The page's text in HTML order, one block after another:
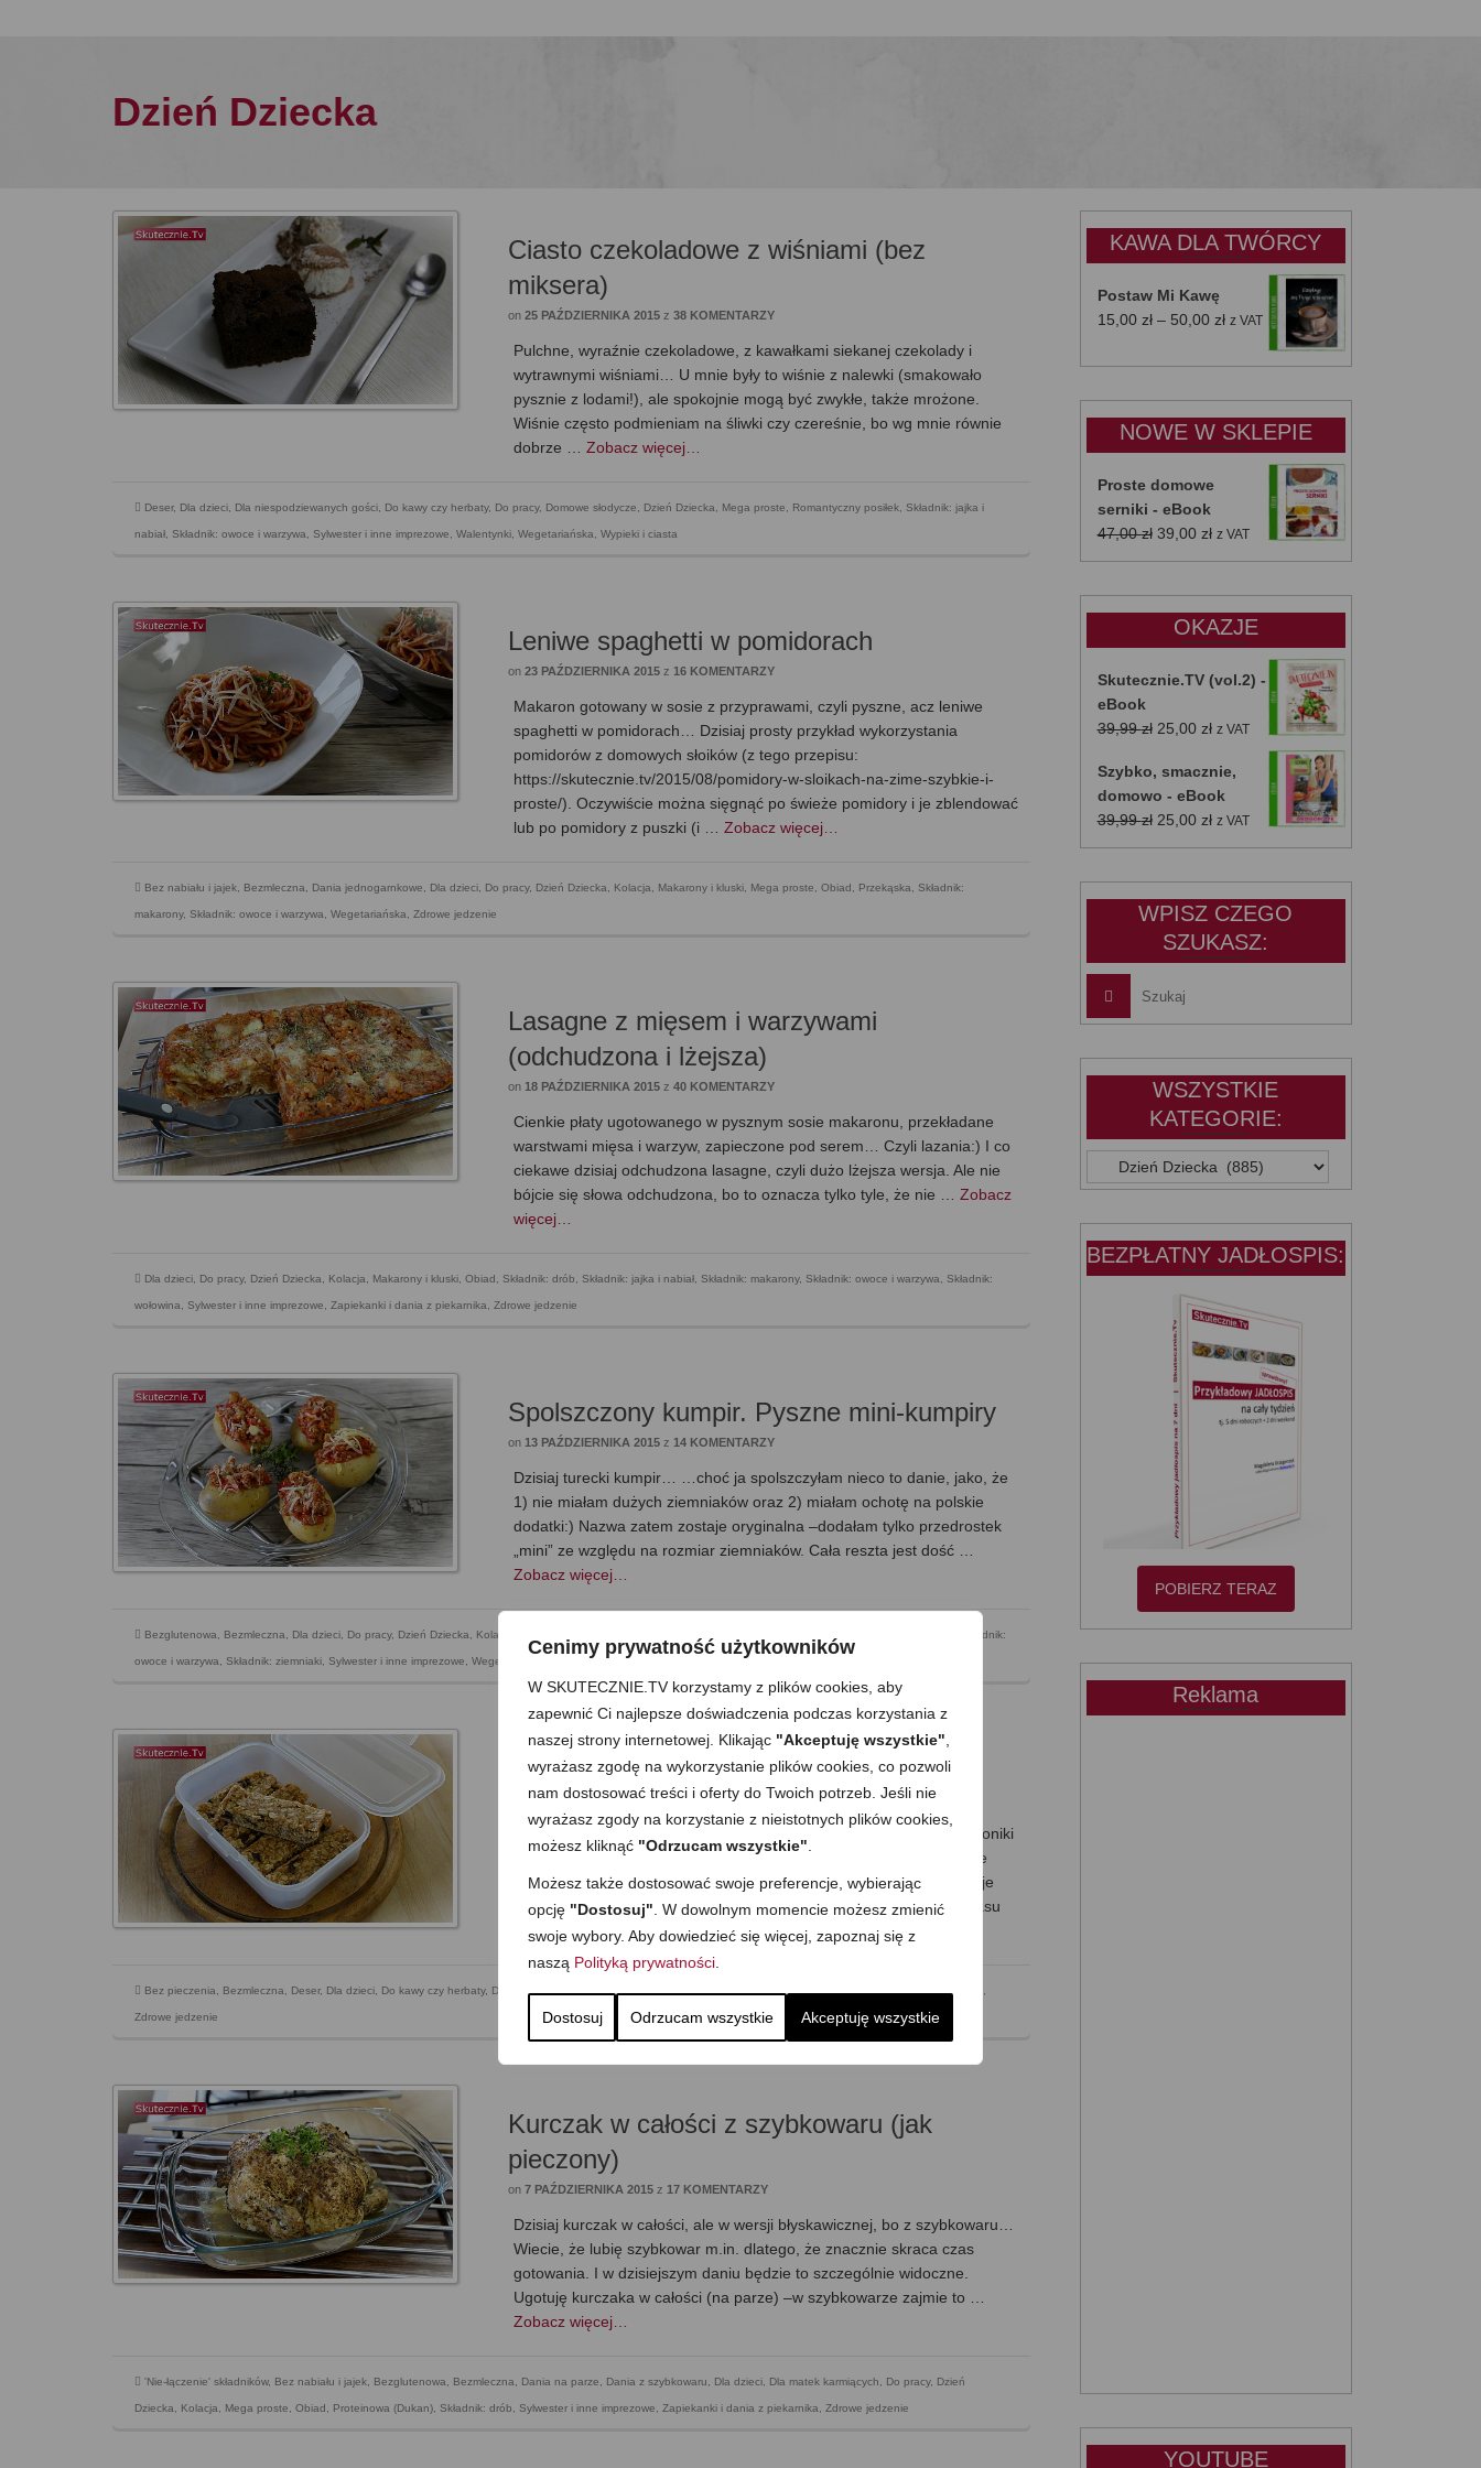
Cenimy prywatność użytkowników
W SKUTECZNIE.TV korzystamy z plików cookies, aby
zapewnić Ci najlepsze doświadczenia podczas korzystania z
naszej strony internetowej. Klikając "Akceptuję wszystkie"
wyrażasz zgodę na wykorzystanie plików cookies, co pozwoli
nam dostosować treści i oferty do Twoich potrzeb. Jeśli nie
wyrażasz zgody na korzystanie z nieistotnych plików cookies,
możesz kliknąć "Odrzucam wszystkie"
Możesz także dostosować swoje preferencje, wybierając
opcję "Dostosuj" . W dowolnym momencie możesz zmienić
swoje wybory. Aby dowiedzieć się więcej, zapoznaj się z
naszą Polityką prywatności
Dostosuj Odrzucam wszystkie Akceptuję wszystkie
Dzień Dziecka
Ciasto czekoladowe z wiśniami (bez
miksera)
on25 PAŹDZIERNIKA 2015 z38 KOMENTARZY
Pulchne, wyraźnie czekoladowe, z kawałkami siekanej czekolady i
wytrawnymi wiśniami… U mnie były to wiśnie z nalewki (smakowało
pysznie z lodami!), ale spokojnie mogą być zwykłe, także mrożone.
Wiśnie często podmieniam na śliwki czy czereśnie, bo wg mnie równie
dobrze …Zobacz więcej…
Deser, Dla dzieci, Dla niespodziewanych gości, Do kawy czy herbaty, Do pracy, Domowe słodycze, Dzień Dziecka, Mega proste, Romantyczny posiłek, Składnik: jajka i
nabiał, Składnik: owoce i warzywa, Sylwester i inne imprezowe, Walentynki, Wegetariańska, Wypieki i ciasta
Leniwe spaghetti w pomidorach
on23 PAŹDZIERNIKA 2015 z 16 KOMENTARZY
Makaron gotowany w sosie z przyprawami, czyli pyszne, acz leniwe
spaghetti w pomidorach… Dzisiaj prosty przykład wykorzystania
pomidorów z domowych słoików (z tego przepisu:
https://skutecznie.tv/2015/08/pomidory-w-sloikach-na-zime-szybkie-i-
proste/). Oczywiście można sięgnąć po świeże pomidory i je zblendować
lub po pomidory z puszki (i …Zobacz więcej…
Bez nabiału i jajek, Bezmleczna, Dania jednogarnkowe, Dla dzieci, Do pracy, Dzień Dziecka, Kolacja, Makarony i kluski, Mega proste, Obiad, Przekąska, Składnik:
makarony, Składnik: owoce i warzywa, Wegetariańska, Zdrowe jedzenie
Lasagne z mięsem i warzywami
(odchudzona i lżejsza)
on 18 PAŹDZIERNIKA 2015 z40 KOMENTARZY
Cienkie płaty ugotowanego w pysznym sosie makaronu, przekładane
warstwami mięsa i warzyw, zapieczone pod serem… Czyli lazania:) I co
ciekawe dzisiaj odchudzona lasagne, czyli dużo lżejsza wersja. Ale nie
bójcie się słowa odchudzona, bo to oznacza tylko tyle, że nie …Zobacz
więcej…
Dla dzieci, Do pracy, Dzień Dziecka, Kolacja, Makarony i kluski, Obiad, Składnik: drób, Składnik: jajka i nabiał, Składnik: makarony, Składnik: owoce i warzywa, Składnik:
wołowina, Sylwester i inne imprezowe, Zapiekanki i dania z piekarnika, Zdrowe jedzenie
Spolszczony kumpir. Pyszne mini-kumpiry
on 13 PAŹDZIERNIKA 2015 z 14 KOMENTARZY
Dzisiaj turecki kumpir… …choć ja spolszczyłam nieco to danie, jako, że
1) nie miałam dużych ziemniaków oraz 2) miałam ochotę na polskie
dodatki:) Nazwa zatem zostaje oryginalna –dodałam tylko przedrostek
„mini” ze względu na rozmiar ziemniaków. Cała reszta jest dość …
Zobacz więcej…
Bezglutenowa, Bezmleczna, Dla dzieci, Do pracy, Dzień Dziecka, Kolacja Składnik:
owoce i warzywa, Składnik: ziemniaki, Sylwester i inne imprezowe, Wegetariańska Zapiekanki i dania z piekarnika
Batoniki owsiane bez pieczenia
10 PAŹDZIERNIKA 2015 z34 KOMENTARZE
Dzisiaj kolejna odsłona moich ulubionych przekąsek owsianych: batoniki
owsiane bez pieczenia. Wprawdzie ostatnio mam kręćka na punkcie
tych: https://skutecznie.tv/2015/09/batoniki-musli-z-miodem/ i robię je
regularnie, uzupełniając zapasy w zamrażarce, ale od czasu do czasu
sięgam po coś innego. I robię je naprzemiennie …Zobacz więcej…
Bez pieczenia, Bezmleczna, Deser, Dla dzieci, Do kawy czy herbaty, Do pracy,Domowe słodycze,Dzień Dziecka,Mega proste,Przekąska,Śniadanie,Wegetariańska ,
Zdrowe jedzenie
Kurczak w całości z szybkowaru (jak
pieczony)
on7 PAŹDZIERNIKA 2015 z 17 KOMENTARZY
Dzisiaj kurczak w całości, ale w wersji błyskawicznej, bo z szybkowaru…
Wiecie, że lubię szybkowar m.in. dlatego, że znacznie skraca czas
gotowania. I w dzisiejszym daniu będzie to szczególnie widoczne.
Ugotuję kurczaka w całości (na parze) –w szybkowarze zajmie to …
Zobacz więcej…
'Nie-łączenie' składników, Bez nabiału i jajek, Bezglutenowa, Bezmleczna, Dania na parze, Dania z szybkowaru, Dla dzieci, Dla matek karmiących, Do pracy, Dzień
Dziecka, Kolacja, Mega proste, Obiad, Proteinowa (Dukan), Składnik: drób, Sylwester i inne imprezowe, Zapiekanki i dania z piekarnika, Zdrowe jedzenie
KAWA DLA TWÓRCY
Postaw Mi Kawę
15,00 zł – 50,00 złZakres
od
do
50,00 zł
z VAT
NOWE W SKLEPIE
Proste domowe
serniki - eBook
47,00zł Pierwotna
cena
39,00 złAktualna
cena
z VAT
OKAZJE
Skutecznie.TV (vol.2) -
eBook
39,99zł Pierwotna
wynosiła:
39,99 zł.
25,00 złAktualna
wynosi:
25,00 zł.
z VAT
Szybko, smacznie,
domowo - eBook
39,99zł Pierwotna
cena
25,00 złAktualna
cena
z VAT
WPISZ CZEGO
SZUKASZ:
WSZYSTKIE
KATEGORIE:
WSZYSTKIE
KATEGORIE:
BEZPŁATNY JADŁOSPIS:
POBIERZ TERAZ
Reklama
YOUTUBE